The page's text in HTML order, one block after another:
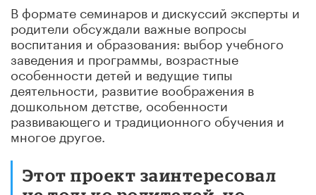
В формате семинаров и дискуссий эксперты и
родители обсуждали важные вопросы
воспитания и образования: выбор учебного
заведения и программы, возрастные
особенности детей и ведущие типы
деятельности, развитие воображения в
дошкольном детстве, особенности
развивающего и традиционного обучения и
многое другое.
Этот проект заинтересовал